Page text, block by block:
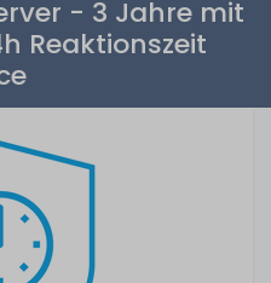
- 3 Jahre mit
Reaktionszeit